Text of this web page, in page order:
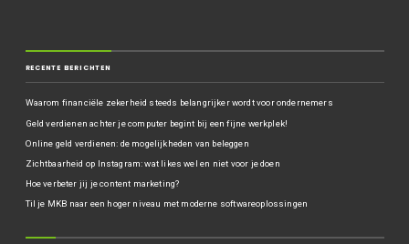
RECENTE BERICHTEN
Waarom financiële zekerheid steeds belangrijker wordt voor ondernemers
Geld verdienen achter je computer begint bij een fijne werkplek!
Online geld verdienen: de mogelijkheden van beleggen
Zichtbaarheid op Instagram: wat likes wel en niet voor je doen
Hoe verbeter jij je content marketing?
Til je MKB naar een hoger niveau met moderne softwareoplossingen